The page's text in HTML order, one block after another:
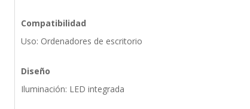
Compatibilidad
Uso: Ordenadores de escritorio
Diseño
Iluminación: LED integrada